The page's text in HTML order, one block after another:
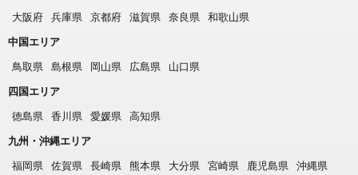
大阪府
兵庫県 京都府 滋賀県 奈良県
和歌山県
中国エリア
鳥取県
島根県 岡山県 広島県
山口県
四国エリア
徳島県
香川県 愛媛県
高知県
九州・沖縄エリア
福岡県
佐賀県 長崎県 熊本県 大分県 宮崎県 鹿児島県 沖縄県